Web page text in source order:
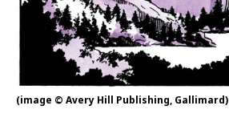
(image © Avery Hill Publishing, Gallimard)